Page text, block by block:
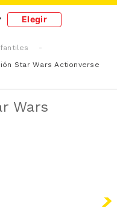
Elegir
Star Wars Actionverse
Wars